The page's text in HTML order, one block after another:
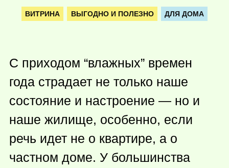
ВИТРИНА ВЫГОДНО И ПОЛЕЗНО ДЛЯ ДОМА
С приходом “влажных” времен
года страдает не только наше
состояние и настроение — но и
наше жилище, особенно, если
речь идет не о квартире, а о
частном доме. У большинства